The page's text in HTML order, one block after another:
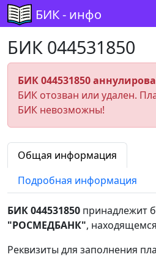
БИК - инфо
БИК 044531850
БИК 044531850
БИК отозван или удален.
БИК невозможны!
Общая информация
Подробная информация
БИК 044531850 принадлежит
"РОСМЕДБАНК",
Реквизиты для заполнения